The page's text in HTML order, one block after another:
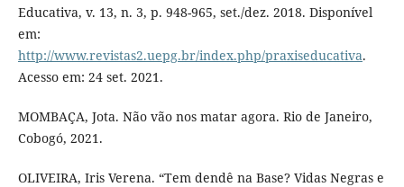
Educativa, v. 13, n. 3, p. 948-965, set./dez. 2018. Disponível
em:
http://www.revistas2.uepg.br/index.php/praxiseducativa.
Acesso em: 24 set. 2021.
MOMBAÇA, Jota. Não vão nos matar agora. Rio de Janeiro,
Cobogó, 2021.
OLIVEIRA, Iris Verena. “Tem dendê na Base? Vidas Negras e